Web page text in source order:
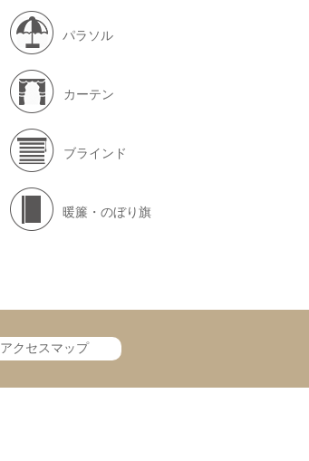
パラソル
カーテン
ブラインド
暖簾・のぼり旗
アクセスマップ